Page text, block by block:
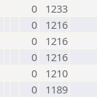
0
1233
0
1216
0
1216
0
1216
0
1210
0
1189